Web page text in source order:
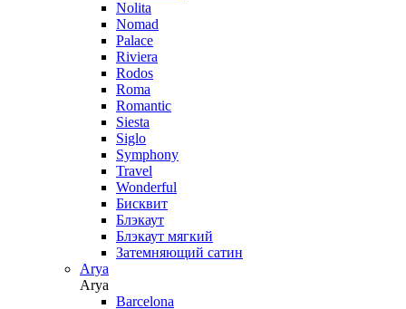
Nolita
Nomad
Palace
Riviera
Rodos
Roma
Romantic
Siesta
Siglo
Symphony
Travel
Wonderful
Бисквит
Блэкаут
Блэкаут мягкий
Затемняющий сатин
Arya
Arya
Barcelona